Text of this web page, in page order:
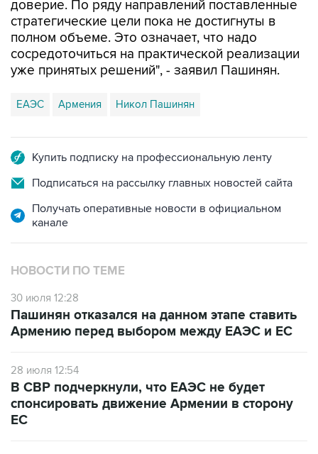
полном объеме. Это означает, что надо
сосредоточиться на практической реализации
уже принятых решений", - заявил Пашинян.
ЕАЭС Армения Никол Пашинян
Подписаться на рассылку главных новостей сайта
Получать оперативные новости в официальном
НОВОСТИ ПО ТЕМЕ
30 июля 12:28
Армению перед выбором между ЕАЭС и ЕС
28 июля 12:54
спонсировать движение Армении в сторону
ЕС